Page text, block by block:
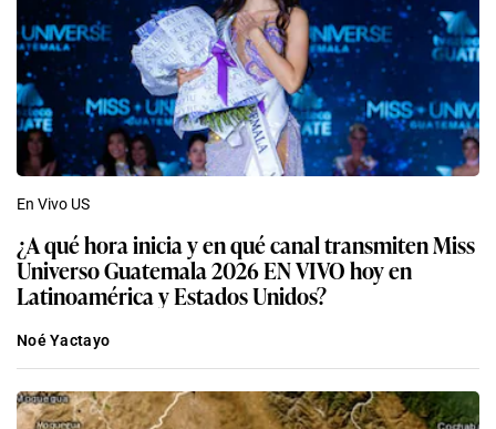
En Vivo US
¿A qué hora inicia y en qué canal transmiten Miss
Universo Guatemala 2026 EN VIVO hoy en
Latinoamérica y Estados Unidos?
Noé Yactayo